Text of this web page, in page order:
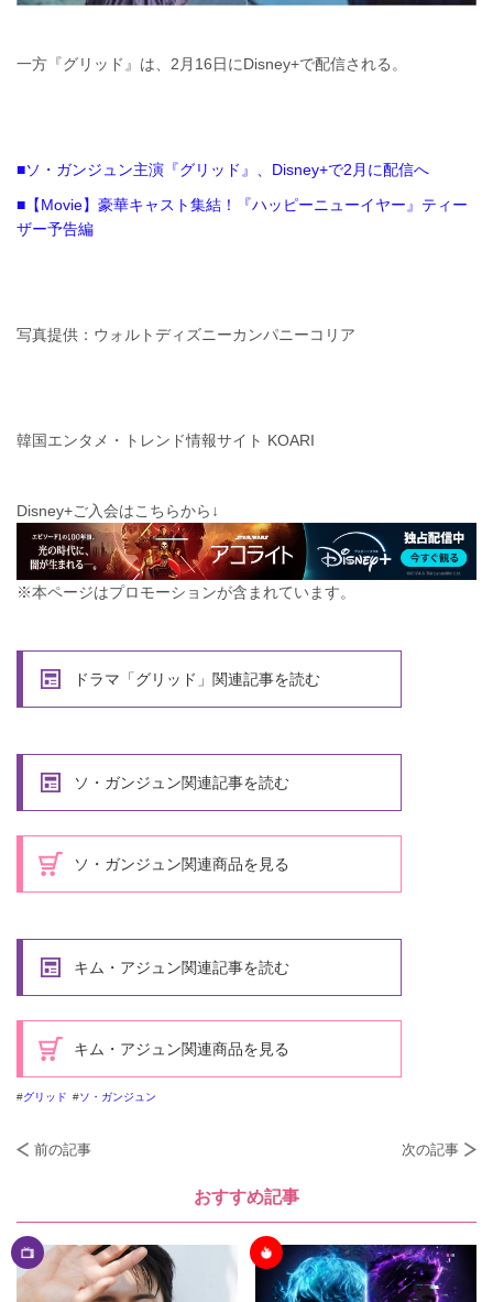
一方『グリッド』は、2月16日にDisney+で配信される。
■ソ・ガンジュン主演『グリッド』、Disney+で2月に配信へ
■【Movie】豪華キャスト集結！『ハッピーニューイヤー』ティー
ザー予告編
写真提供：ウォルトディズニーカンパニーコリア
韓国エンタメ・トレンド情報サイト KOARI
Disney+ご入会はこちらから↓
※本ページはプロモーションが含まれています。
ドラマ「グリッド」関連記事を読む
ソ・ガンジュン関連記事を読む
ソ・ガンジュン関連商品を見る
キム・アジュン関連記事を読む
キム・アジュン関連商品を見る
グリッド ソ・ガンジュン
前の記事 次の記事
おすすめ記事